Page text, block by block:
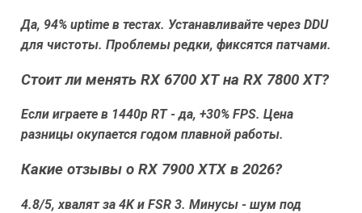
Да, 94% uptime в тестах. Устанавливайте через DDU
для чистоты. Проблемы редки, фиксятся патчами.
Стоит ли менять RX 6700 XT на RX 7800 XT?
Если играете в 1440p RT - да, +30% FPS. Цена
разницы окупается годом плавной работы.
Какие отзывы о RX 7900 XTX в 2026?
4.8/5, хвалят за 4K и FSR 3. Минусы - шум под